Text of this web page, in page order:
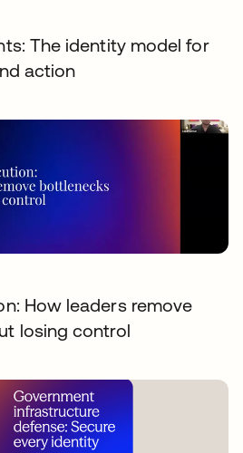
The identity model for
action
How leaders remove
losing control